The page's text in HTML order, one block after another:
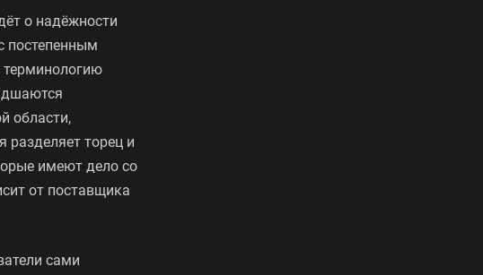
о надёжности
постепенным
терминологию
области,
разделяет торец и
имеют дело со
от поставщика
сами